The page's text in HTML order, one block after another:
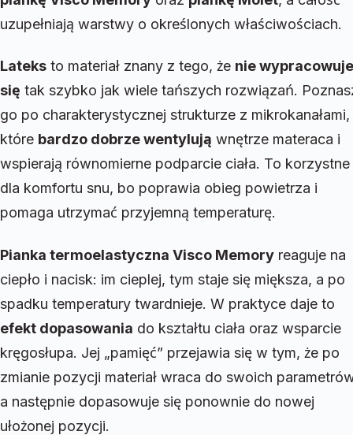
uzupełniają warstwy o określonych właściwościach.
Lateks to materiał znany z tego, że nie wypracowuje
się tak szybko jak wiele tańszych rozwiązań.
go po charakterystycznej strukturze z mikrokanałami,
które bardzo dobrze wentylują wnętrze materaca i
wspierają równomierne podparcie ciała. To korzystne
dla komfortu snu, bo poprawia obieg powietrza i
pomaga utrzymać przyjemną temperaturę.
Pianka termoelastyczna Visco Memory reaguje na
ciepło i nacisk: im cieplej, tym staje się miększa, a po
spadku temperatury twardnieje. W praktyce daje to
efekt dopasowania do kształtu ciała oraz wsparcie
kręgosłupa. Jej „pamięć” przejawia się w tym, że po
zmianie pozycji materiał wraca do swoich
a następnie dopasowuje się ponownie do nowej
ułożonej pozycji.